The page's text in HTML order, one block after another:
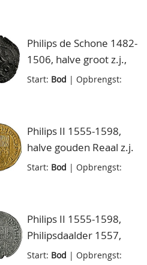
Philips de Schone 1482-
1506, halve groot z.j.,
vd Ch.30.8, zeer fraai
Start: Bod | Opbrengst:
Philips II 1555-1598,
halve gouden Reaal z.j.
(1558-1560), Delm.628,
Start: Bod | Opbrengst:
Philips II 1555-1598,
Philipsdaalder 1557,
Delm.29a, hakje in rand
Start: Bod | Opbrengst: